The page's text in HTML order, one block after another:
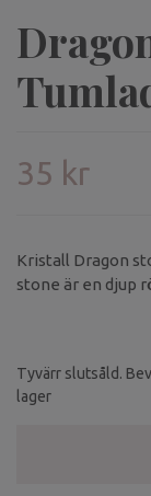
35 kr
Kristall Dragon
stone är en djup
Tyvärr slutsåld.
lager